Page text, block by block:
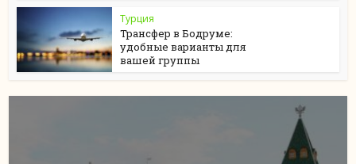
Турция
Трансфер в Бодруме:
удобные варианты для
вашей группы